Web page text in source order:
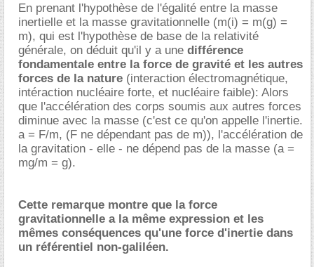
En prenant l'hypothèse de l'égalité entre la masse
inertielle et la masse gravitationnelle (m(i) = m(g) =
m), qui est l'hypothèse de base de la relativité
générale, on déduit qu'il y a une différence
fondamentale entre la force de gravité et les autres
forces de la nature (interaction électromagnétique,
intéraction nucléaire forte, et nucléaire faible): Alors
que l'accélération des corps soumis aux autres forces
diminue avec la masse (c'est ce qu'on appelle l'inertie.
a = F/m, (F ne dépendant pas de m)), l'accélération de
la gravitation - elle - ne dépend pas de la masse (a =
mg/m = g).
Cette remarque montre que la force
gravitationnelle a la même expression et les
mêmes conséquences qu'une force d'inertie dans
un référentiel non-galiléen.